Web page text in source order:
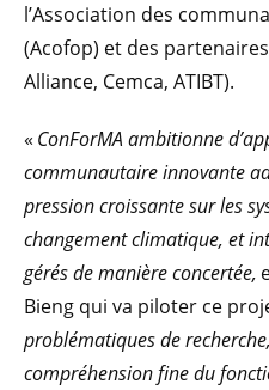
l’Association des
(Acofop) et des
Alliance, Cemca, ATIBT).
« ConForMA ambitionne
communautaire innovante
pression croissante sur les
changement climatique, et
gérés de manière concertée,
Bieng qui va piloter ce
problématiques de
compréhension fine du